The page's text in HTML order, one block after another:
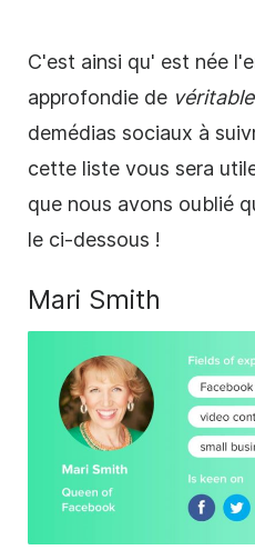
C'est ainsi qu' est née l'
approfondie de
demédias sociaux à
cette liste vous sera
que nous avons oublié
le ci-dessous !
Mari Smith